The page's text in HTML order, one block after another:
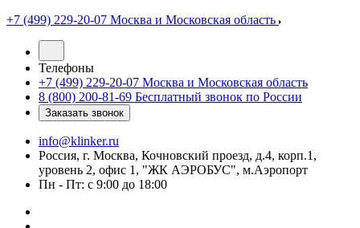
+7 (499) 229-20-07 Москва и Московская область
Телефоны
+7 (499) 229-20-07 Москва и Московская область
8 (800) 200-81-69 Бесплатный звонок по России
Заказать звонок
info@klinker.ru
Россия, г. Москва, Кочновский проезд, д.4, корп.1,
уровень 2, офис 1, "ЖК АЭРОБУС", м.Аэропорт
Пн - Пт: с 9:00 до 18:00